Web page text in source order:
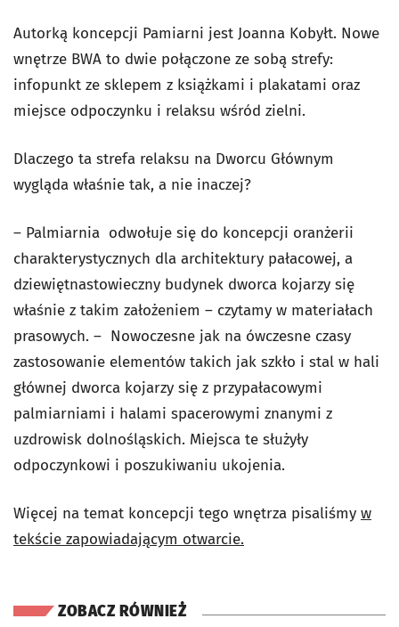
Autorką koncepcji Pamiarni jest Joanna Kobyłt. Nowe
wnętrze BWA to dwie połączone ze sobą strefy:
infopunkt ze sklepem z książkami i plakatami oraz
miejsce odpoczynku i relaksu wśród zielni.
Dlaczego ta strefa relaksu na Dworcu Głównym
wygląda właśnie tak, a nie inaczej?
– Palmiarnia odwołuje się do koncepcji oranżerii
charakterystycznych dla architektury pałacowej, a
dziewiętnastowieczny budynek dworca kojarzy się
właśnie z takim założeniem – czytamy w materiałach
prasowych. – Nowoczesne jak na ówczesne czasy
zastosowanie elementów takich jak szkło i stal w hali
głównej dworca kojarzy się z przypałacowymi
palmiarniami i halami spacerowymi znanymi z
uzdrowisk dolnośląskich. Miejsca te służyły
odpoczynkowi i poszukiwaniu ukojenia.
Więcej na temat koncepcji tego wnętrza pisaliśmy w
tekście zapowiadającym otwarcie.
ZOBACZ RÓWNIEŻ